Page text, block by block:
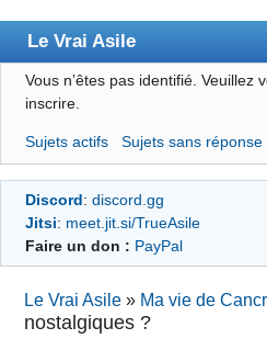
Le Vrai Asile
Accueil
Forum
Membres
Règles
S’inscrire
Vous n’êtes pas identifié. Veuillez
inscrire.
Sujets actifs Sujets sans réponse
Discord: discord.gg
Jitsi: meet.jit.si/TrueAsile
Faire un don : PayPal
Le Vrai Asile » Ma vie de
nostalgiques ?